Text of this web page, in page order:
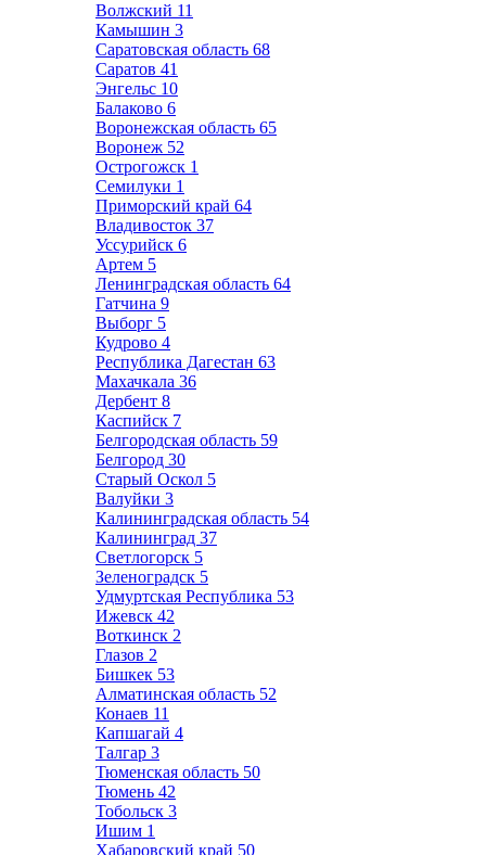
Волжский 11
Камышин 3
Саратовская область 68
Саратов 41
Энгельс 10
Балаково 6
Воронежская область 65
Воронеж 52
Острогожск 1
Семилуки 1
Приморский край 64
Владивосток 37
Уссурийск 6
Артем 5
Ленинградская область 64
Гатчина 9
Выборг 5
Кудрово 4
Республика Дагестан 63
Махачкала 36
Дербент 8
Каспийск 7
Белгородская область 59
Белгород 30
Старый Оскол 5
Валуйки 3
Калининградская область 54
Калининград 37
Светлогорск 5
Зеленоградск 5
Удмуртская Республика 53
Ижевск 42
Воткинск 2
Глазов 2
Бишкек 53
Алматинская область 52
Конаев 11
Капшагай 4
Талгар 3
Тюменская область 50
Тюмень 42
Тобольск 3
Ишим 1
Хабаровский край 50